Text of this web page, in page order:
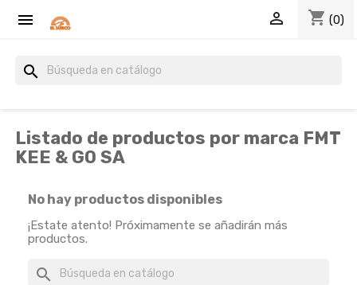
 shopping_cart (0)

search
Listado de productos por marca FMT
KEE & GO SA
No hay productos disponibles
¡Estate atento! Próximamente se añadirán más
productos.
search